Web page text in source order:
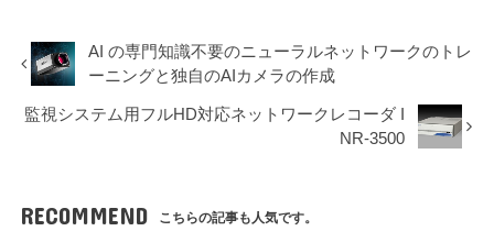
AI の専門知識不要のニューラルネットワークのトレ
ーニングと独自のAIカメラの作成
監視システム用フルHD対応ネットワークレコーダ I
NR-3500
RECOMMEND こちらの記事も人気です。